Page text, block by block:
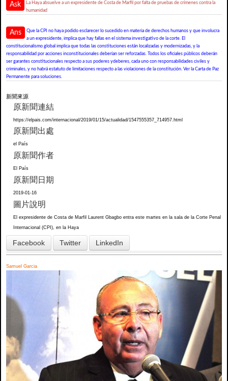
Ask
La Haya absuelve a un expresidente de Costa de Marfil por falta de pruebas de crímenes contra la
humanidad
Ans
Que la CPI no haya podido esclarecer lo sucedido en materia de derechos humanos y que involucra
a un expresidente, implica que hay fallas en el sistema investigativo de la corte. El
constitucionalismo global implica que todas las constituciones están localizadas y modernizadas, y la
responsabilidad por acciones inconstitucionales deberían ser reforzadas. Todos los oficiales públicos deberán
ser garantes constitucionales respecto a sus poderes ydeberes, cada uno con responsabilidades civiles y
criminales, y no habrá estatuto de limitaciones respecto a las violaciones de la constitución. Ver la Carta de Paz
Permanente para soluciones.
新聞來源
原新聞連結
https://elpais.com/internacional/2019/01/15/actualidad/1547555357_714957.html
原新聞出處
el País
原新聞作者
El País
原新聞日期
2019-01-16
圖片說明
El expresidente de Costa de Marfil Laurent Gbagbo entra este martes en la sala de la Corte Penal
Internacional (CPI), en la Haya
Facebook Twitter LinkedIn
Samuel Garcia